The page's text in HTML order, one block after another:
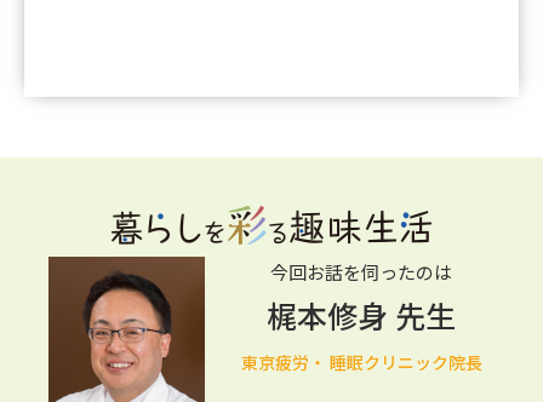
今回お話を伺ったのは
梶本修身 先生
東京疲労・ 睡眠クリニック院長